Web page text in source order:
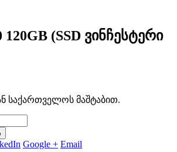
(SSD ვინჩესტერი
საქართველოს მაშტაბით.
Google + Email